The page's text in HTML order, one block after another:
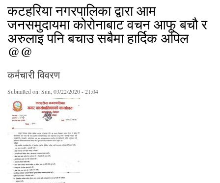
कटहरिया नगरपालिका द्वारा आम
जनसमुदायमा कोरोनाबाट वचन आफू बचौ र
अरुलाइ पनि बचाउ सबैमा हार्दिक अपिल
@@
कर्मचारी विवरण
Submitted on:Sun, 03/22/2020 - 21:04